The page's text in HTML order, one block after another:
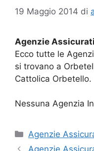
19 Maggio 2014 di
Agenzie
Ecco tutte le
si trovano a
Cattolica Orbetello.
Nessuna Agenzia
Categorie
Agenzie
Agenzie